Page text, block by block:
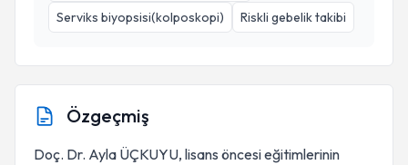
Serviks biyopsisi(kolposkopi)
Riskli gebelik takibi
Özgeçmiş
Doç. Dr. Ayla ÜÇKUYU, lisans öncesi eğitimlerinin